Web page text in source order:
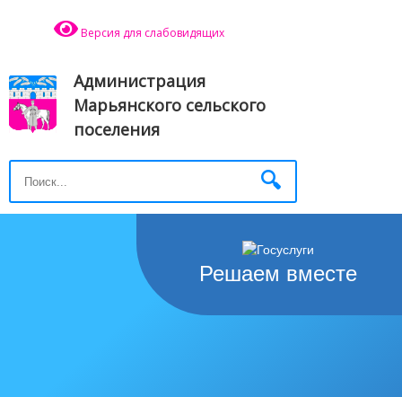
Версия для слабовидящих
Администрация
Марьянского сельского
поселения
Решаем вместе